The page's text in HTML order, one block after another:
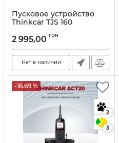
Пусковое устройство
Thinkcar TJS 160
2 995,00 грн
Нет в наличии
-16.69 %
2
3